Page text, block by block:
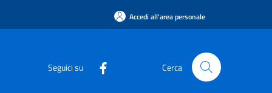
Accedi all'area personale
Seguici su Cerca